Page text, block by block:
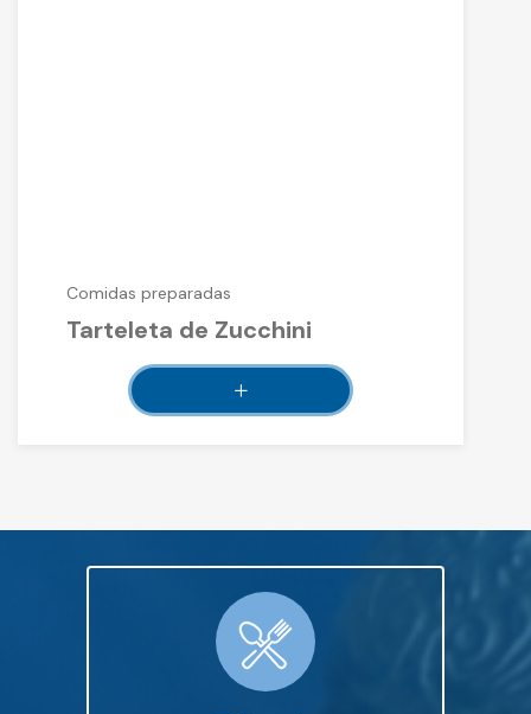
Comidas preparadas
Tarteleta de Zucchini